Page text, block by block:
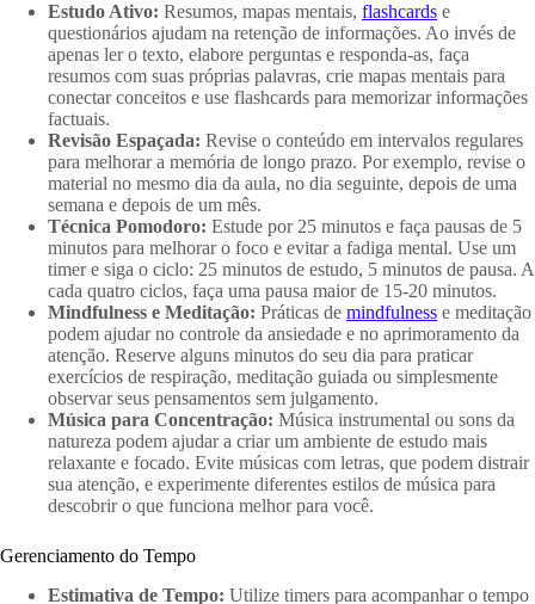
Estudo Ativo: Resumos, mapas mentais, flashcards e
questionários ajudam na retenção de informações. Ao invés de
apenas ler o texto, elabore perguntas e responda-as, faça
resumos com suas próprias palavras, crie mapas mentais para
conectar conceitos e use flashcards para memorizar informações
factuais.
Revisão Espaçada: Revise o conteúdo em intervalos regulares
para melhorar a memória de longo prazo. Por exemplo, revise o
material no mesmo dia da aula, no dia seguinte, depois de uma
semana e depois de um mês.
Técnica Pomodoro: Estude por 25 minutos e faça pausas de 5
minutos para melhorar o foco e evitar a fadiga mental. Use um
timer e siga o ciclo: 25 minutos de estudo, 5 minutos de pausa. A
cada quatro ciclos, faça uma pausa maior de 15-20 minutos.
Mindfulness e Meditação: Práticas de mindfulness e meditação
podem ajudar no controle da ansiedade e no aprimoramento da
atenção. Reserve alguns minutos do seu dia para praticar
exercícios de respiração, meditação guiada ou simplesmente
observar seus pensamentos sem julgamento.
Música para Concentração: Música instrumental ou sons da
natureza podem ajudar a criar um ambiente de estudo mais
relaxante e focado. Evite músicas com letras, que podem distrair
sua atenção, e experimente diferentes estilos de música para
descobrir o que funciona melhor para você.
Gerenciamento do Tempo
Estimativa de Tempo: Utilize timers para acompanhar o tempo